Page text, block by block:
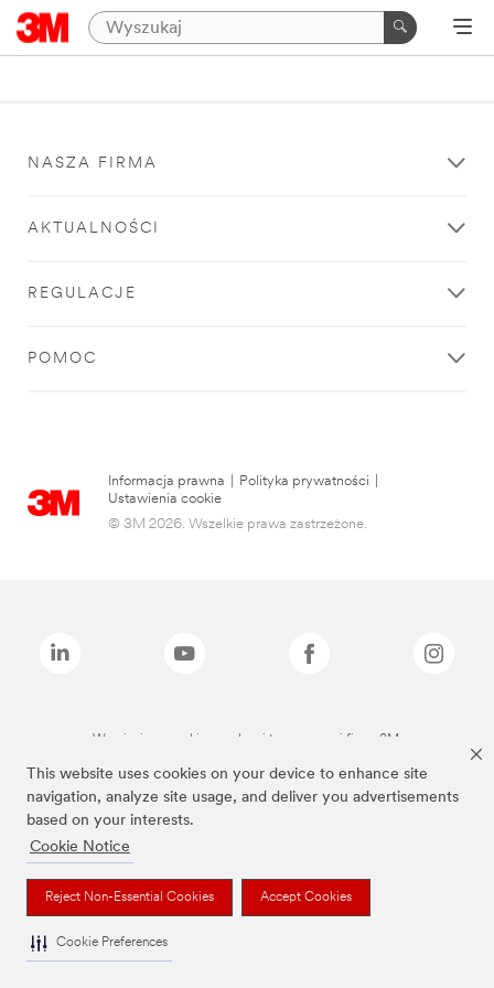
This website uses cookies on your device to enhance site
navigation, analyze site usage, and deliver you advertisements
based on your interests.
Cookie Notice
Reject Non-Essential Cookies Accept Cookies
Cookie Preferences
NASZA FIRMA
AKTUALNOŚCI
REGULACJE
POMOC
Informacja prawna Polityka prywatności
Ustawienia cookie
© 3M 2026. Wszelkie prawa zastrzeżone.
Wymienione marki są znakami towarowymi firmy 3M.